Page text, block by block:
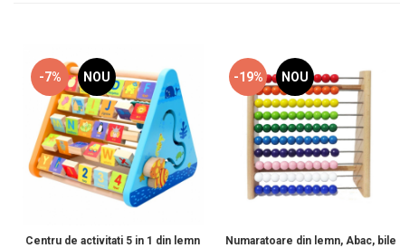
-7% NOU
Centru de activitati 5 in 1 din lemn
-19% NOU
Numaratoare din lemn, Abac, bile